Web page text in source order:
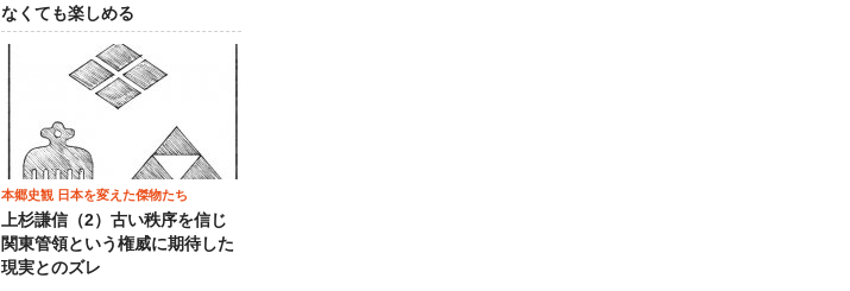
なくても楽しめる
本郷史観 日本を変えた傑物たち
上杉謙信（2）古い秩序を信じ
関東管領という権威に期待した
現実とのズレ